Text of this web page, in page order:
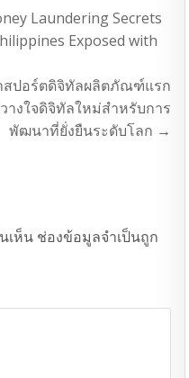
Laundering Secrets
Exposed with
สปอร์ตดิจิทัลผลิตภัณฑ์แรก
างใจดิจิทัลใหม่สำหรับการ
พัฒนาที่ยั่งยืนระดับโลก →
เห็น ช่องข้อมูลจำเป็นถูก